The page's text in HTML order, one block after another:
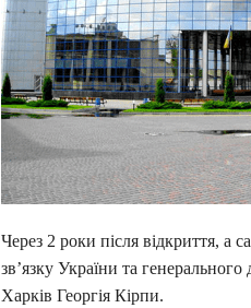
Через 2 роки після відкриття, а
зв’язку України та
Харків Георгія Кірпи.